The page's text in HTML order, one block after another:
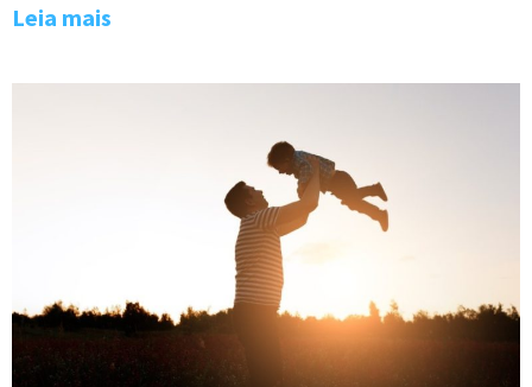
Leia mais